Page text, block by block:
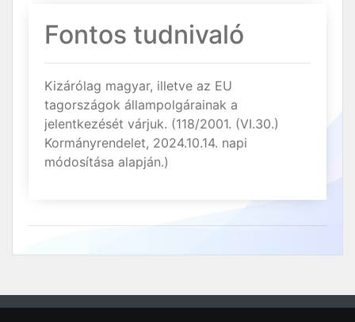
Fontos tudnivaló
Kizárólag magyar, illetve az EU
tagországok állampolgárainak a
jelentkezését várjuk. (118/2001. (VI.30.)
Kormányrendelet, 2024.10.14. napi
módosítása alapján.)